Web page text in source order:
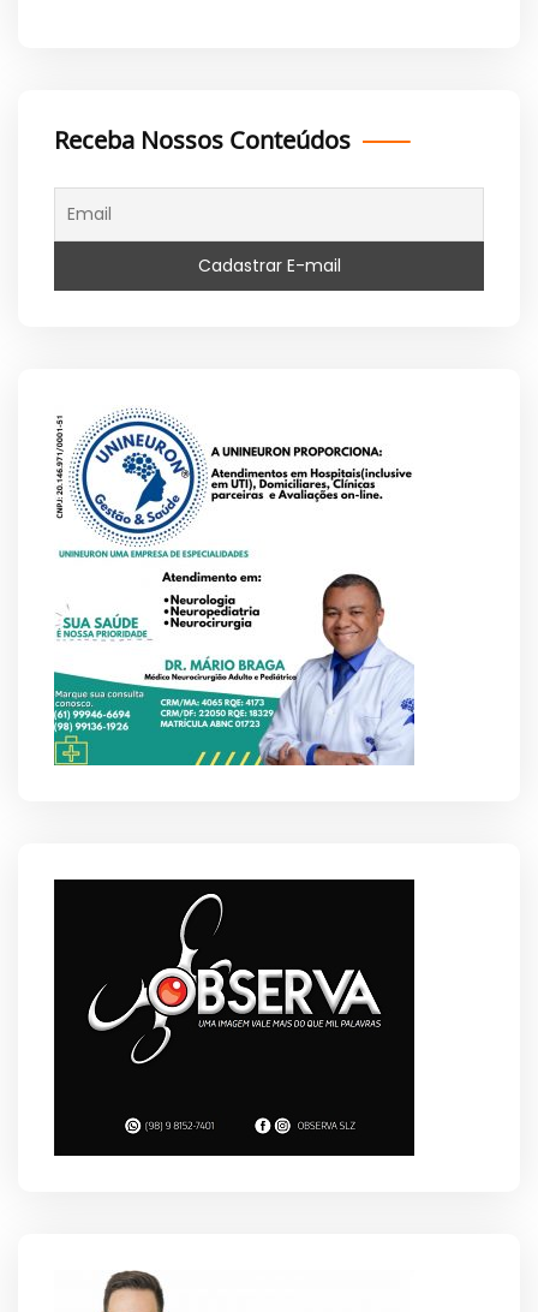
Receba Nossos Conteúdos